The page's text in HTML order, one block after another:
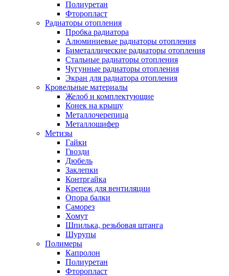
Полиуретан
Фторопласт
Радиаторы отопления
Пробка радиатора
Алюминиевые радиаторы отопления
Биметаллические радиаторы отопления
Стальные радиаторы отопления
Чугунные радиаторы отопления
Экран для радиатора отопления
Кровельные материалы
Желоб и комплектующие
Конек на крышу
Металлочерепица
Металлошифер
Метизы
Гайки
Гвозди
Дюбель
Заклепки
Контргайка
Крепеж для вентиляции
Опора балки
Саморез
Хомут
Шпилька, резьбовая штанга
Шурупы
Полимеры
Капролон
Полиуретан
Фторопласт